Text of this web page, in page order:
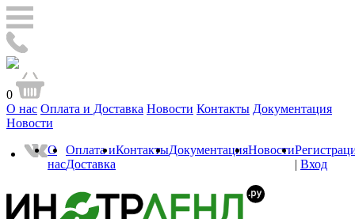
0
О нас Оплата и Доставка Новости Контакты Документация
Новости
О
нас
Оплата и
Доставка
КонтактыДокументацияНовости
| Вход